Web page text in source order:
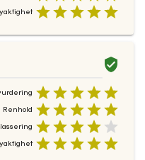
Renhold